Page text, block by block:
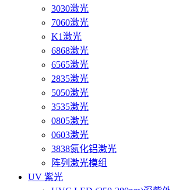
3030激光
7060激光
K1激光
6868激光
6565激光
2835激光
5050激光
3535激光
0805激光
0603激光
3838氮化铝激光
阵列激光模组
UV 紫光